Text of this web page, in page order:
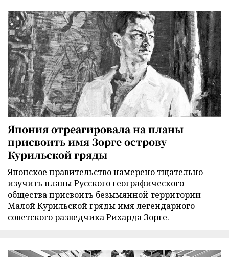
Япония отреагировала на планы
присвоить имя Зорге острову
Курильской гряды
Японское правительство намерено тщательно
изучить планы Русского географического
общества присвоить безымянной территории
Малой Курильской гряды имя легендарного
советского разведчика Рихарда Зорге.